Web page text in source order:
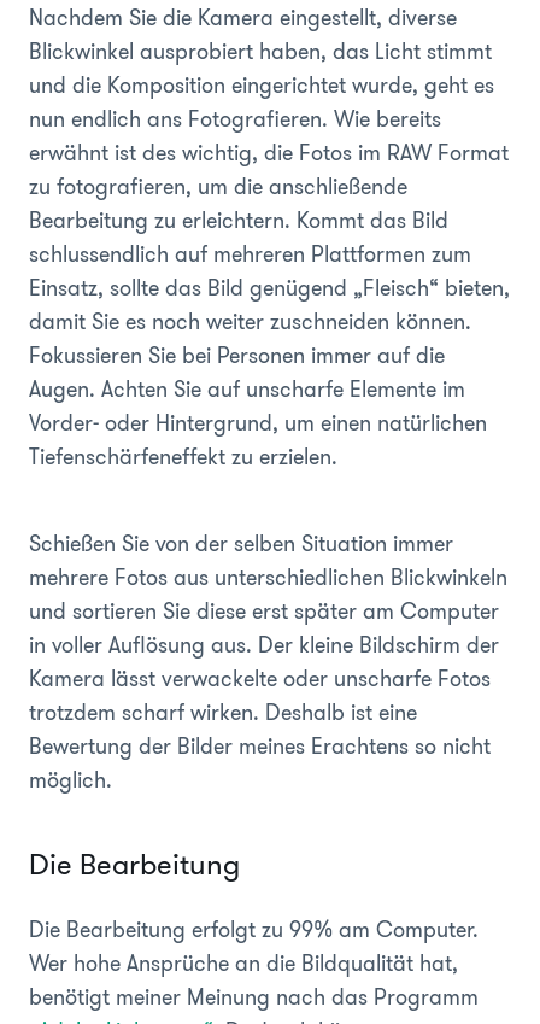
Nachdem Sie die Kamera eingestellt, diverse
Blickwinkel ausprobiert haben, das Licht stimmt
und die Komposition eingerichtet wurde, geht es
nun endlich ans Fotografieren. Wie bereits
erwähnt ist des wichtig, die Fotos im RAW Format
zu fotografieren, um die anschließende
Bearbeitung zu erleichtern. Kommt das Bild
schlussendlich auf mehreren Plattformen zum
Einsatz, sollte das Bild genügend „Fleisch“ bieten,
damit Sie es noch weiter zuschneiden können.
Fokussieren Sie bei Personen immer auf die
Augen. Achten Sie auf unscharfe Elemente im
Vorder- oder Hintergrund, um einen natürlichen
Tiefenschärfeneffekt zu erzielen.
Schießen Sie von der selben Situation immer
mehrere Fotos aus unterschiedlichen Blickwinkeln
und sortieren Sie diese erst später am Computer
in voller Auflösung aus. Der kleine Bildschirm der
Kamera lässt verwackelte oder unscharfe Fotos
trotzdem scharf wirken. Deshalb ist eine
Bewertung der Bilder meines Erachtens so nicht
möglich.
Die Bearbeitung
Die Bearbeitung erfolgt zu 99% am Computer.
Wer hohe Ansprüche an die Bildqualität hat,
benötigt meiner Meinung nach das Programm